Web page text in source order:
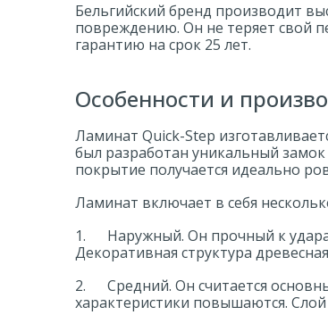
Бельгийский бренд производит
повреждению. Он не теряет свой
гарантию на срок 25 лет.
Особенности и
Ламинат Quick-Step
был разработан уникальный
покрытие получается идеально
Ламинат включает в себя
1. Наружный. Он прочный к ударам
Декоративная структура
2. Средний. Он считается
характеристики повышаются.